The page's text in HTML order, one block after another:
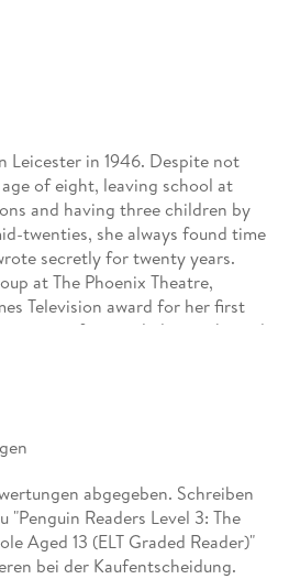
Leicester in 1946. Despite not
of eight, leaving school at
and having three children by
twenties, she always found time
secretly for twenty years.
at The Phoenix Theatre,
Television award for her first
a professional playwright and
seven further volumes of
The Woman Who Went to Bed for a
She remains widely regarded
writer.
abgegeben. Schreiben
"Penguin Readers Level 3: The
Aged 13 (ELT Graded Reader)"
bei der Kaufentscheidung.